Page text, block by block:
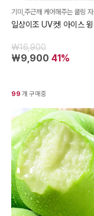
일상이조 UV컷! 아이스
₩16,900
₩9,900 41%
99 개 구매중